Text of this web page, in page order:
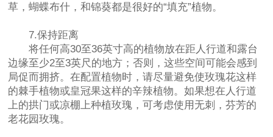
草，蝴蝶布什，和锦葵都是很好的“填充”植物。
7.保持距离
将任何高30至36英寸高的植物放在距人行道和露台
边缘至少2至3英尺的地方；否则，这些空间可能会感到
局促而拥挤。在配置植物时，请尽量避免使玫瑰花这样
的棘手植物或皇冠果这样的辛辣植物。如果想在人行道
上的拱门或凉棚上种植玫瑰，可考虑使用无刺，芬芳的
老花园玫瑰。